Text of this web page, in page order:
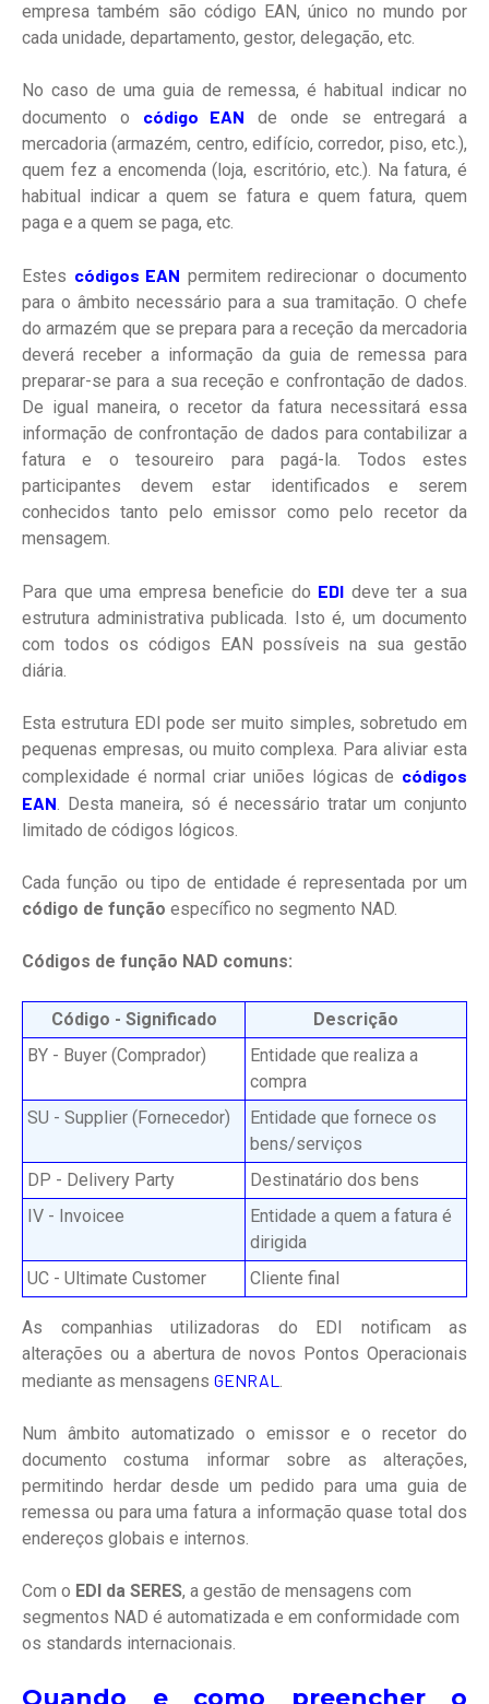
empresa também são código EAN, único no mundo por
cada unidade, departamento, gestor, delegação, etc.
No caso de uma guia de remessa, é habitual indicar no
documento o código EAN de onde se entregará a
mercadoria (armazém, centro, edifício, corredor, piso, etc.),
quem fez a encomenda (loja, escritório, etc.). Na fatura, é
habitual indicar a quem se fatura e quem fatura, quem
paga e a quem se paga, etc.
Estes códigos EAN permitem redirecionar o documento
para o âmbito necessário para a sua tramitação. O chefe
do armazém que se prepara para a receção da mercadoria
deverá receber a informação da guia de remessa para
preparar-se para a sua receção e confrontação de dados.
De igual maneira, o recetor da fatura necessitará essa
informação de confrontação de dados para contabilizar a
fatura e o tesoureiro para pagá-la. Todos estes
participantes devem estar identificados e serem
conhecidos tanto pelo emissor como pelo recetor da
mensagem.
Para que uma empresa beneficie do EDI deve ter a sua
estrutura administrativa publicada. Isto é, um documento
com todos os códigos EAN possíveis na sua gestão
diária.
Esta estrutura EDI pode ser muito simples, sobretudo em
pequenas empresas, ou muito complexa. Para aliviar esta
complexidade é normal criar uniões lógicas de códigos
EAN. Desta maneira, só é necessário tratar um conjunto
limitado de códigos lógicos.
Cada função ou tipo de entidade é representada por um
código de função específico no segmento NAD.
Códigos de função NAD comuns:
Código - Significado
Descrição
BY - Buyer (Comprador)
Entidade que realiza a
compra
SU - Supplier (Fornecedor)
Entidade que fornece os
bens/serviços
DP - Delivery Party
Destinatário dos bens
IV - Invoicee
Entidade a quem a fatura é
dirigida
UC - Ultimate Customer
Cliente final
As companhias utilizadoras do EDI notificam as
alterações ou a abertura de novos Pontos Operacionais
mediante as mensagens GENRAL .
Num âmbito automatizado o emissor e o recetor do
documento costuma informar sobre as alterações,
permitindo herdar desde um pedido para uma guia de
remessa ou para uma fatura a informação quase total dos
endereços globais e internos.
Com o EDI da SERES, a gestão de mensagens com
segmentos NAD é automatizada e em conformidade com
os standards internacionais.